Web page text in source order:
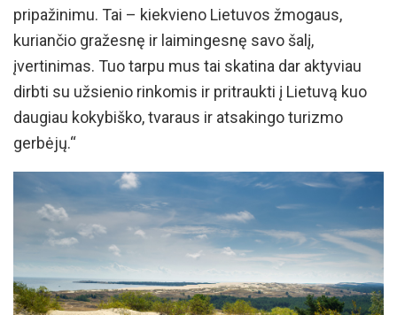
pripažinimu. Tai – kiekvieno Lietuvos žmogaus,
kuriančio gražesnę ir laimingesnę savo šalį,
įvertinimas. Tuo tarpu mus tai skatina dar aktyviau
dirbti su užsienio rinkomis ir pritraukti į Lietuvą kuo
daugiau kokybiško, tvaraus ir atsakingo turizmo
gerbėjų.“